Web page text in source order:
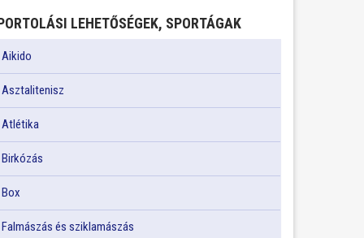
LEHETŐSÉGEK, SPORTÁGAK
Aikido
Asztalitenisz
Atlétika
Birkózás
Box
Falmászás és sziklamászás